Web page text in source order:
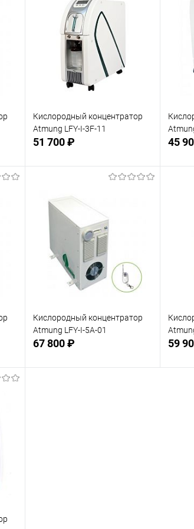
Кислородный концентратор
Atmung LFY-I-3F-11
51 700 ₽
В избранное
Недоступно
45
В
Кислородный концентратор
Atmung LFY-I-5A-01
67 800 ₽ 59